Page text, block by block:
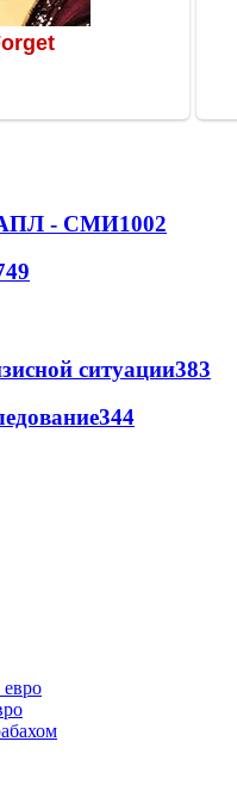
АПЛ - СМИ1002
ситуации383
344